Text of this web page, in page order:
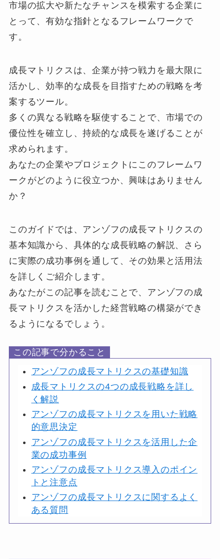
市場の拡大や新たなチャンスを模索する企業に
とって、有効な指針となるフレームワークで
す。
成長マトリクスは、企業が持つ戦力を最大限に
活かし、効率的な成長を目指すための戦略を考
案するツール。
多くの異なる戦略を駆使することで、市場での
優位性を確立し、持続的な成長を遂げることが
求められます。
あなたの企業やプロジェクトにこのフレームワ
ークがどのように役立つか、興味はありません
か？
このガイドでは、アンゾフの成長マトリクスの
基本知識から、具体的な成長戦略の解説、さら
に実際の成功事例を通して、その効果と活用法
を詳しくご紹介します。
あなたがこの記事を読むことで、アンゾフの成
長マトリクスを活かした経営戦略の構築ができ
るようになるでしょう。
この記事で分かること
アンゾフの成長マトリクスの基礎知識
成長マトリクスの4つの成長戦略を詳し
く解説
アンゾフの成長マトリクスを用いた戦略
的意思決定
アンゾフの成長マトリクスを活用した企
業の成功事例
アンゾフの成長マトリクス導入のポイン
トと注意点
アンゾフの成長マトリクスに関するよく
ある質問